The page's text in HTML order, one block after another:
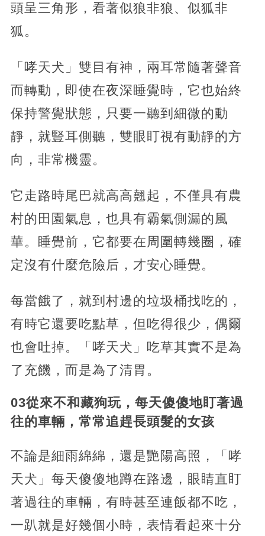
頭呈三角形，看著似狼非狼、似狐非
狐。
「哮天犬」雙目有神，兩耳常隨著聲音
而轉動，即使在夜深睡覺時，它也始終
保持警覺狀態，只要一聽到細微的動
靜，就豎耳側聽，雙眼盯視有動靜的方
向，非常機靈。
它走路時尾巴就高高翹起，不僅具有農
村的田園氣息，也具有霸氣側漏的風
華。睡覺前，它都要在周圍轉幾圈，確
定沒有什麼危險后，才安心睡覺。
每當餓了，就到村邊的垃圾桶找吃的，
有時它還要吃點草，但吃得很少，偶爾
也會吐掉。「哮天犬」吃草其實不是為
了充饑，而是為了清胃。
03從來不和藏狗玩，每天傻傻地盯著過
往的車輛，常常追趕長頭髮的女孩
不論是細雨綿綿，還是艷陽高照，「哮
天犬」每天傻傻地蹲在路邊，眼睛直盯
著過往的車輛，有時甚至連飯都不吃，
一趴就是好幾個小時，表情看起來十分